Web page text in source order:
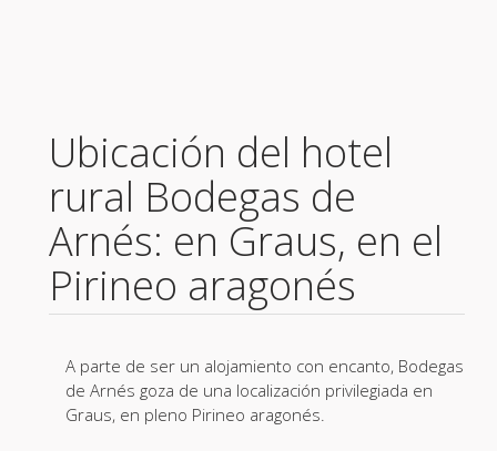
Ubicación del hotel
rural Bodegas de
Arnés: en Graus, en el
Pirineo aragonés
A parte de ser un alojamiento con encanto, Bodegas
de Arnés goza de una localización privilegiada en
Graus, en pleno Pirineo aragonés.